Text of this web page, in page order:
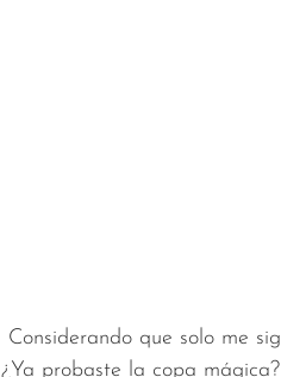
¿Ya probaste la copa mágica?